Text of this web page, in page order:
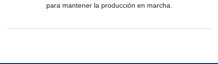
para mantener la producción en marcha.